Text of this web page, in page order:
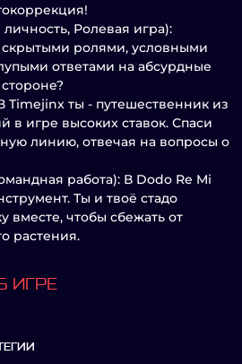
Ролевая игра):
скрытыми ролями, условными
ответами на абсурдные
Timejinx ты - путешественник из
в игре высоких ставок. Спаси
линию, отвечая на вопросы о
работа): В Dodo Re Mi
Ты и твоё стадо
вместе, чтобы сбежать от
растения.
ИГРЕ